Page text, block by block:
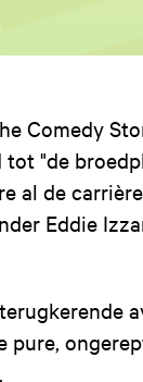
Comedy
"de
al de
Eddie
pure,